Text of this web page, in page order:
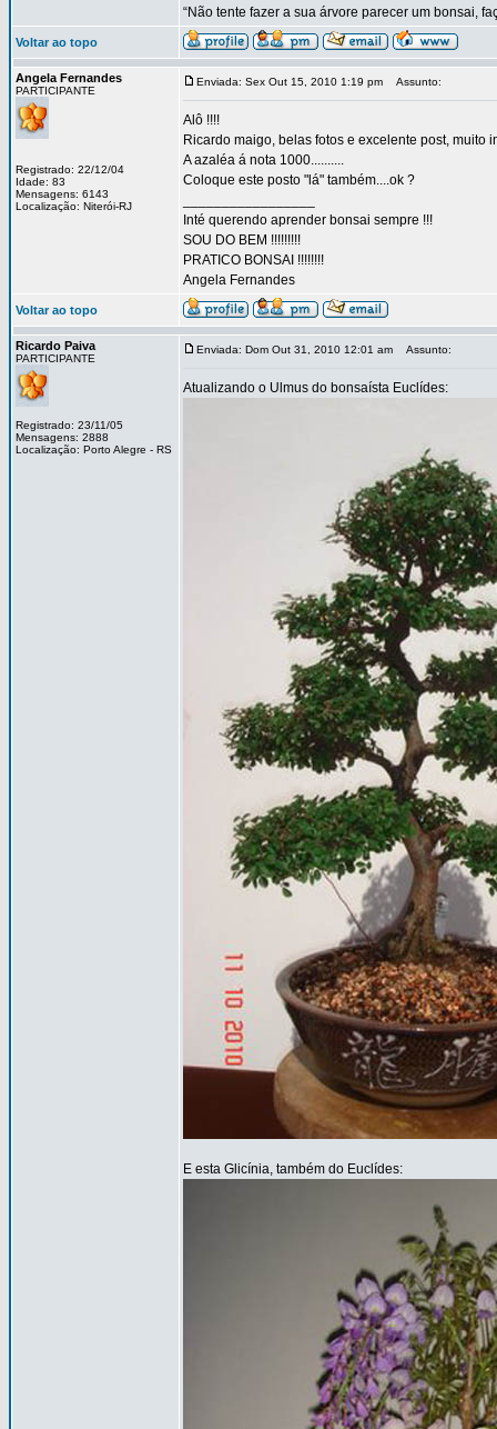
“Não tente fazer a sua árvore parecer um bonsai,
Voltar ao topo
Angela Fernandes
PARTICIPANTE
Registrado: 22/12/04
Idade: 83
Mensagens: 6143
Localização: Niterói-RJ
Enviada: Sex Out 15, 2010 1:19 pm Assunto:
Alô !!!!
Ricardo maigo, belas fotos e excelente post, muito
A azaléa á nota 1000..........
Coloque este posto "lá" também....ok ?
Inté querendo aprender bonsai sempre !!!
SOU DO BEM !!!!!!!!!
PRATICO BONSAI !!!!!!!!
Angela Fernandes
Voltar ao topo
Ricardo Paiva
PARTICIPANTE
Registrado: 23/11/05
Mensagens: 2888
Localização: Porto Alegre - RS
Enviada: Dom Out 31, 2010 12:01 am Assunto:
Atualizando o Ulmus do bonsaísta Euclídes:
E esta Glicínia, também do Euclídes: